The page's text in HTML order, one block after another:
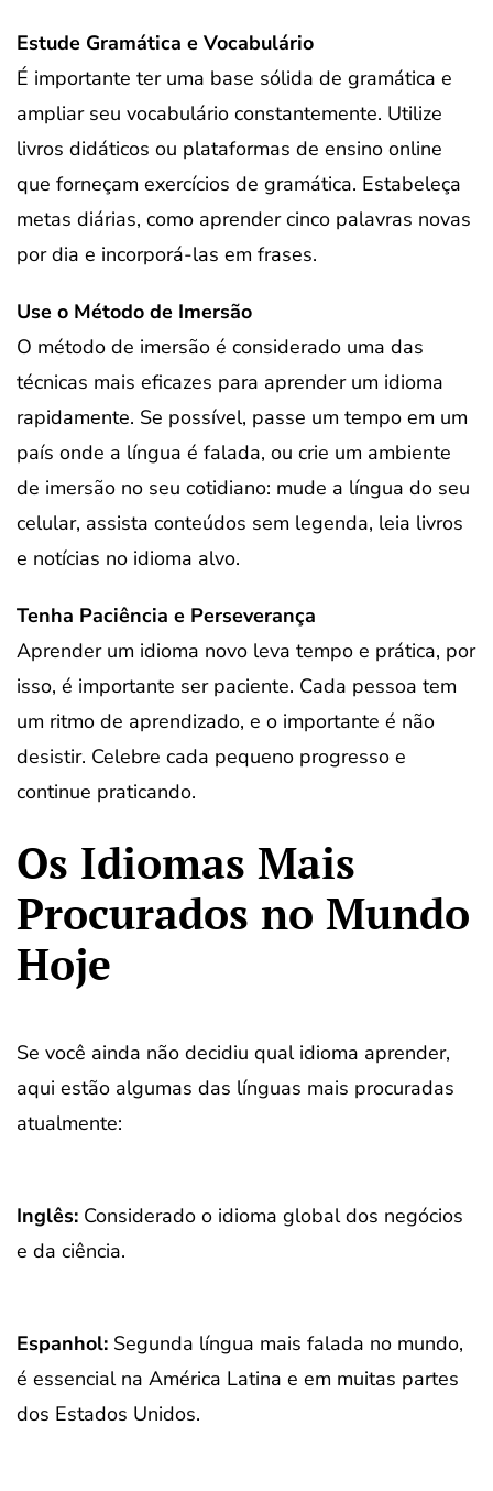
Estude Gramática e Vocabulário
É importante ter uma base sólida de gramática e
ampliar seu vocabulário constantemente. Utilize
livros didáticos ou plataformas de ensino online
que forneçam exercícios de gramática. Estabeleça
metas diárias, como aprender cinco palavras novas
por dia e incorporá-las em frases.
Use o Método de Imersão
O método de imersão é considerado uma das
técnicas mais eficazes para aprender um idioma
rapidamente. Se possível, passe um tempo em um
país onde a língua é falada, ou crie um ambiente
de imersão no seu cotidiano: mude a língua do seu
celular, assista conteúdos sem legenda, leia livros
e notícias no idioma alvo.
Tenha Paciência e Perseverança
Aprender um idioma novo leva tempo e prática, por
isso, é importante ser paciente. Cada pessoa tem
um ritmo de aprendizado, e o importante é não
desistir. Celebre cada pequeno progresso e
continue praticando.
Os Idiomas Mais
Procurados no Mundo
Hoje
Se você ainda não decidiu qual idioma aprender,
aqui estão algumas das línguas mais procuradas
atualmente:
Inglês: Considerado o idioma global dos negócios
e da ciência.
Espanhol: Segunda língua mais falada no mundo,
é essencial na América Latina e em muitas partes
dos Estados Unidos.